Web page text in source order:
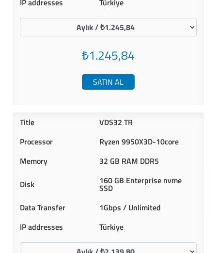
Türkiye
₺1.245,84
SATIN AL
VDS32 TR
Ryzen 9950X3D-10core
32 GB RAM DDR5
160 GB Enterprise nvme
SSD
1Gbps / Unlimited
Türkiye